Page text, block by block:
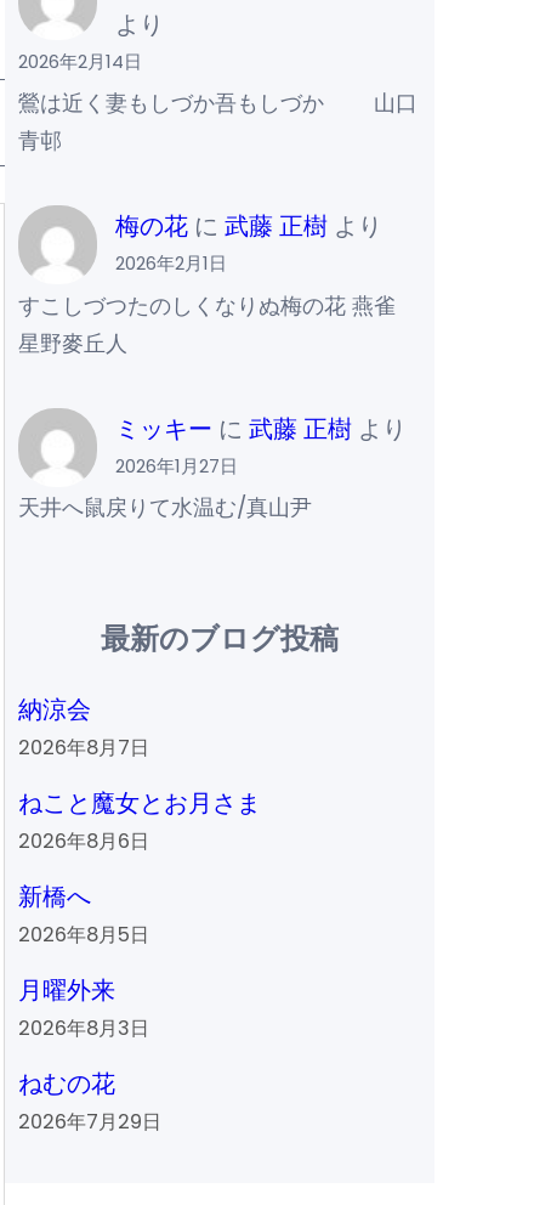
より
2026年2月14日
鶯は近く妻もしづか吾もしづか 山口
青邨
梅の花に 武藤 正樹より
2026年2月1日
すこしづつたのしくなりぬ梅の花 燕雀
星野麥丘人
ミッキー に 武藤 正樹より
2026年1月27日
天井へ鼠戻りて水温む/真山尹
最新のブログ投稿
納涼会
2026年8月7日
ねこと魔女とお月さま
2026年8月6日
新橋へ
2026年8月5日
月曜外来
2026年8月3日
ねむの花
2026年7月29日